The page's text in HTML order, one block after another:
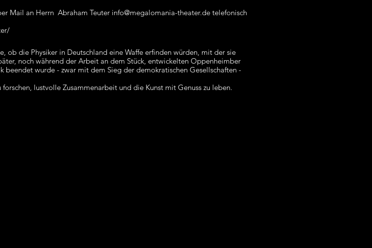
Mail an Herrn Abraham Teuter info@megalomania-theater.de telefonisch
ob die Physiker in Deutschland eine Waffe erfinden würden, mit der sie
noch während der Arbeit an dem Stück, entwickelten Oppenheimber
wurde - zwar mit dem Sieg der demokratischen Gesellschaften -
lustvolle Zusammenarbeit und die Kunst mit Genuss zu leben.